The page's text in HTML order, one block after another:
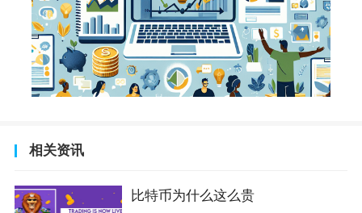
相关资讯
比特币为什么这么贵